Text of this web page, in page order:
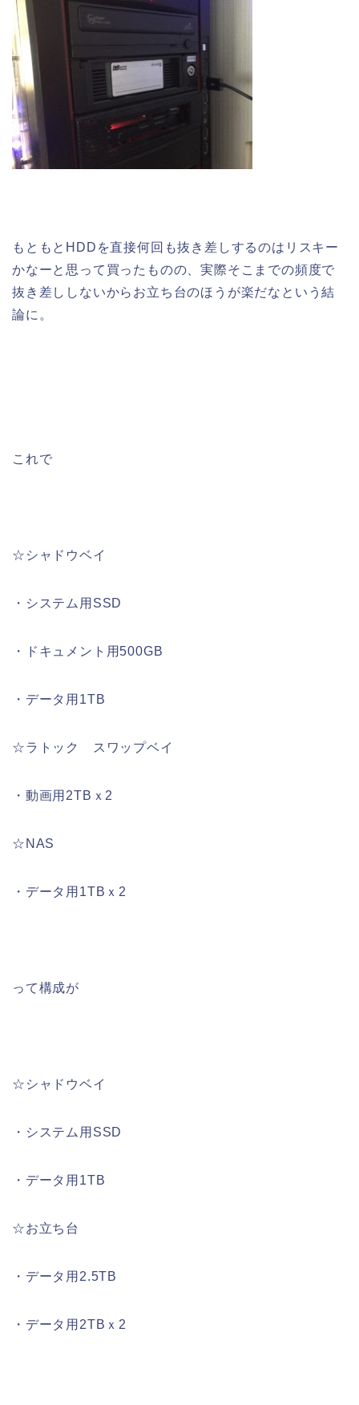
もともとHDDを直接何回も抜き差しするのはリスキー
かなーと思って買ったものの、実際そこまでの頻度で
抜き差ししないからお立ち台のほうが楽だなという結
論に。
これで
☆シャドウベイ
・システム用SSD
・ドキュメント用500GB
・データ用1TB
☆ラトック スワップベイ
・動画用2TBｘ2
☆NAS
・データ用1TBｘ2
って構成が
☆シャドウベイ
・システム用SSD
・データ用1TB
☆お立ち台
・データ用2.5TB
・データ用2TBｘ2